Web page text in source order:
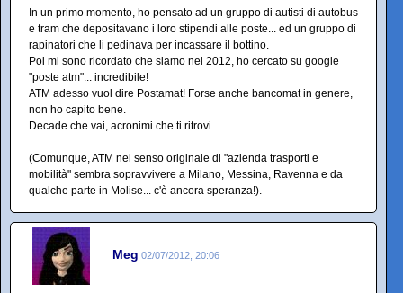
In un primo momento, ho pensato ad un gruppo di autisti di autobus
e tram che depositavano i loro stipendi alle poste... ed un gruppo di
rapinatori che li pedinava per incassare il bottino.
Poi mi sono ricordato che siamo nel 2012, ho cercato su google
"poste atm"... incredibile!
ATM adesso vuol dire Postamat! Forse anche bancomat in genere,
non ho capito bene.
Decade che vai, acronimi che ti ritrovi.
(Comunque, ATM nel senso originale di "azienda trasporti e
mobilità" sembra sopravvivere a Milano, Messina, Ravenna e da
qualche parte in Molise... c'è ancora speranza!).
Meg 02/07/2012, 20:06